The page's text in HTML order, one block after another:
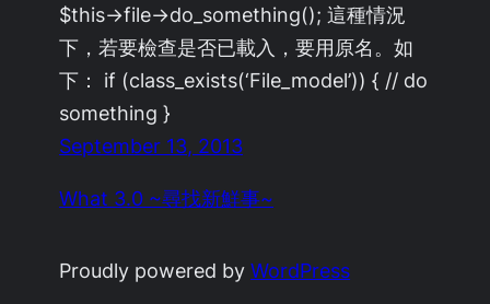
$this->file->do_something(); 這種情況
下，若要檢查是否已載入，要用原名。如
下： if (class_exists(‘File_model’)) { // do
something }
September 13, 2013
What 3.0 ~尋找新鮮事~
Proudly powered byWordPress